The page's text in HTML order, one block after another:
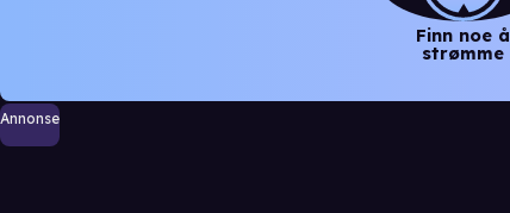
Finn noe å
strømme
Annonse